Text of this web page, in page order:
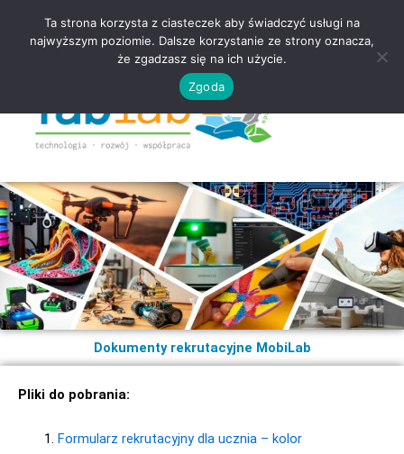
Dokumenty rekrutacyjne MobiLab
Pliki do pobrania:
Formularz rekrutacyjny dla ucznia – kolor
Ta strona korzysta z ciasteczek aby świadczyć usługi na
najwyższym poziomie. Dalsze korzystanie ze strony oznacza,
że zgadzasz się na ich użycie.
Zgoda